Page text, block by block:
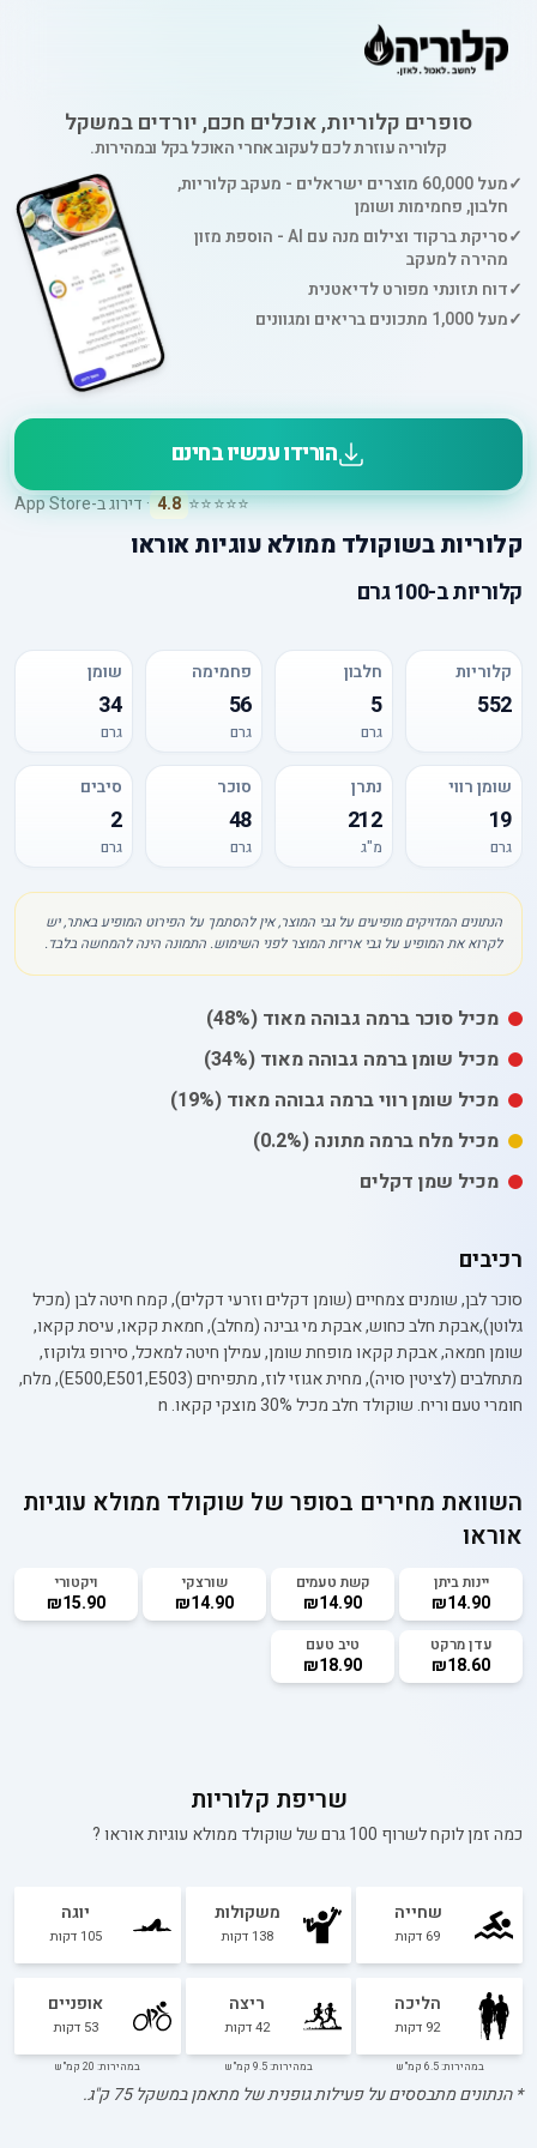
סופרים קלוריות, אוכלים חכם, יורדים במשקל
קלוריה עוזרת לכם לעקוב אחרי האוכל בקל ובמהירות.
✓
מעל 60,000 מוצרים ישראלים - מעקב קלוריות,
חלבון, פחמימות ושומן
✓
סריקת ברקוד וצילום מנה עם AI - הוספת מזון
מהירה למעקב
✓דוח תזונתי מפורט לדיאטנית
✓מעל 1,000 מתכונים בריאים ומגוונים
הורידו עכשיו בחינם
⭐⭐⭐⭐⭐
4.8 · דירוג ב-App Store
קלוריותבשוקולד ממולא עוגיות אוראו
קלוריותב-100 גרם
קלוריות
552
חלבון
5
גרם
פחמימה
56
גרם
שומן
34
גרם
שומן רווי
19
גרם
נתרן
212
מ"ג
סוכר
48
גרם
סיבים
2
גרם
הנתונים המדויקים מופיעים על גבי המוצר, אין להסתמך על הפירוט המופיע באתר, יש
לקרוא את המופיע על גבי אריזת המוצר לפני השימוש. התמונה הינה להמחשה בלבד.
מכיל סוכר ברמה גבוהה מאוד (48%)
מכיל שומןברמה גבוהה מאוד (34%)
מכיל שומן רוויברמה גבוהה מאוד (19%)
מכיל מלח ברמה מתונה (0.2%)
מכיל שמן דקלים
רכיבים
סוכר לבן, שומנים צמחיים (שומן דקלים וזרעי דקלים), קמח חיטה לבן (מכיל
גלוטן),אבקת חלב כחוש, אבקת מי גבינה (מחלב), חמאת קקאו, עיסת קקאו,
שומן חמאה, אבקת קקאו מופחת שומן, עמילן חיטה למאכל, סירופ גלוקוז,
מתחלבים (לציטין סויה), מחית אגוזי לוז, מתפיחים (E500,E501,E503), מלח,
חומרי טעם וריח. שוקולד חלב מכיל 30% מוצקי קקאו. n
השוואת מחירים בסופר של שוקולד ממולא עוגיות
אוראו
יינות ביתן
₪14.90
קשת טעמים
₪14.90
שורצקי
₪14.90
ויקטורי
₪15.90
עדן מרקט
₪18.60
טיב טעם
₪18.90
שריפת קלוריות
כמה זמן לוקח לשרוף 100 גרם של שוקולד ממולא עוגיות אוראו?
שחייה
69 דקות
משקולות
138 דקות
יוגה
105 דקות
הליכה
92 דקות
במהירות: 6.5 קמ"ש
ריצה
42דקות
במהירות: 9.5 קמ"ש
אופניים
53 דקות
במהירות: 20 קמ"ש
* הנתונים מתבססים על פעילות גופנית של מתאמן במשקל75ק"ג.